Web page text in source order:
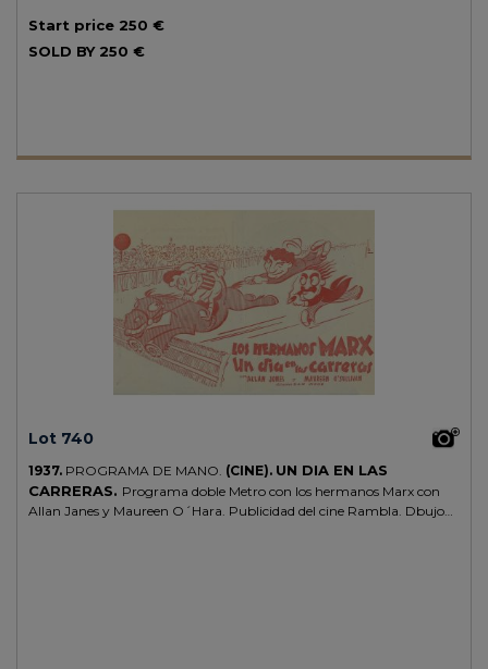
Start price 250 €
SOLD BY 250 €
Lot 740
1937. PROGRAMA DE MANO. (CINE). UN DIA EN LAS
CARRERAS. Programa doble Metro con los hermanos Marx con
Allan Janes y Maureen O´Hara. Publicidad del cine Rambla. Dbujo